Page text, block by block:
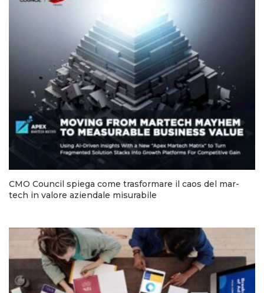
CMO Council spiega come trasformare il caos del mar-
tech in valore aziendale misurabile